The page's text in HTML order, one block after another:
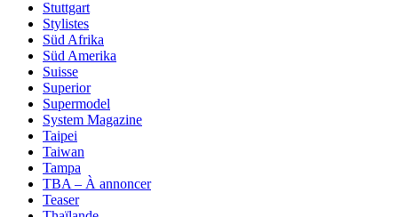
Stuttgart
Stylistes
Süd Afrika
Süd Amerika
Suisse
Superior
Supermodel
System Magazine
Taipei
Taiwan
Tampa
TBA – À annoncer
Teaser